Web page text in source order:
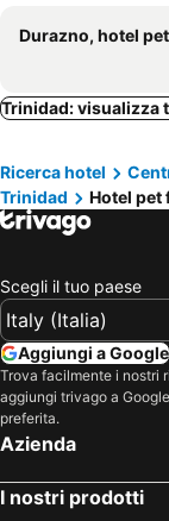
Durazno, hotel
Trinidad: visualizza
Ricerca hotel
Trinidad
Hotel pet
Scegli il tuo paese
Aggiungi a Google
Trova facilmente i nostri
aggiungi trivago a
preferita.
Azienda
I nostri prodotti